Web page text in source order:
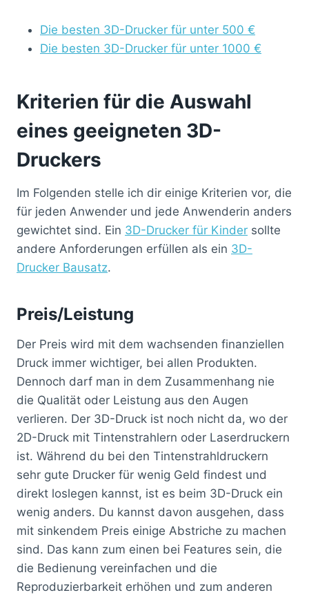
Die besten 3D-Drucker für unter 500 €
Die besten 3D-Drucker für unter 1000 €
Kriterien für die Auswahl
eines geeigneten 3D-
Druckers
Im Folgenden stelle ich dir einige Kriterien vor, die
für jeden Anwender und jede Anwenderin anders
gewichtet sind. Ein 3D-Drucker für Kinder sollte
andere Anforderungen erfüllen als ein 3D-
Drucker Bausatz.
Preis/Leistung
Der Preis wird mit dem wachsenden finanziellen
Druck immer wichtiger, bei allen Produkten.
Dennoch darf man in dem Zusammenhang nie
die Qualität oder Leistung aus den Augen
verlieren. Der 3D-Druck ist noch nicht da, wo der
2D-Druck mit Tintenstrahlern oder Laserdruckern
ist. Während du bei den Tintenstrahldruckern
sehr gute Drucker für wenig Geld findest und
direkt loslegen kannst, ist es beim 3D-Druck ein
wenig anders. Du kannst davon ausgehen, dass
mit sinkendem Preis einige Abstriche zu machen
sind. Das kann zum einen bei Features sein, die
die Bedienung vereinfachen und die
Reproduzierbarkeit erhöhen und zum anderen